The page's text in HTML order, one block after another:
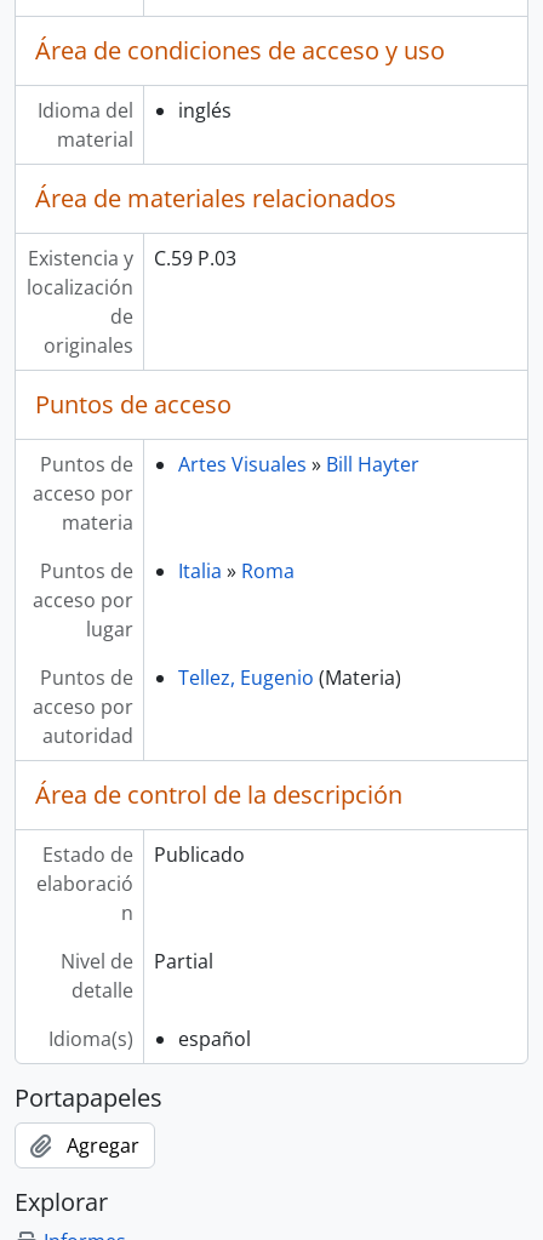
Área de condiciones de acceso y uso
Idioma del
material
inglés
Área de materiales relacionados
Existencia y
localización
de
originales
C.59 P.03
Puntos de acceso
Puntos de
acceso por
materia
Artes Visuales » Bill Hayter
Puntos de
acceso por
lugar
Italia » Roma
Puntos de
acceso por
autoridad
Tellez, Eugenio (Materia)
Área de control de la descripción
Estado de
elaboració
n
Publicado
Nivel de
detalle
Partial
Idioma(s) español
Portapapeles
Agregar
Explorar